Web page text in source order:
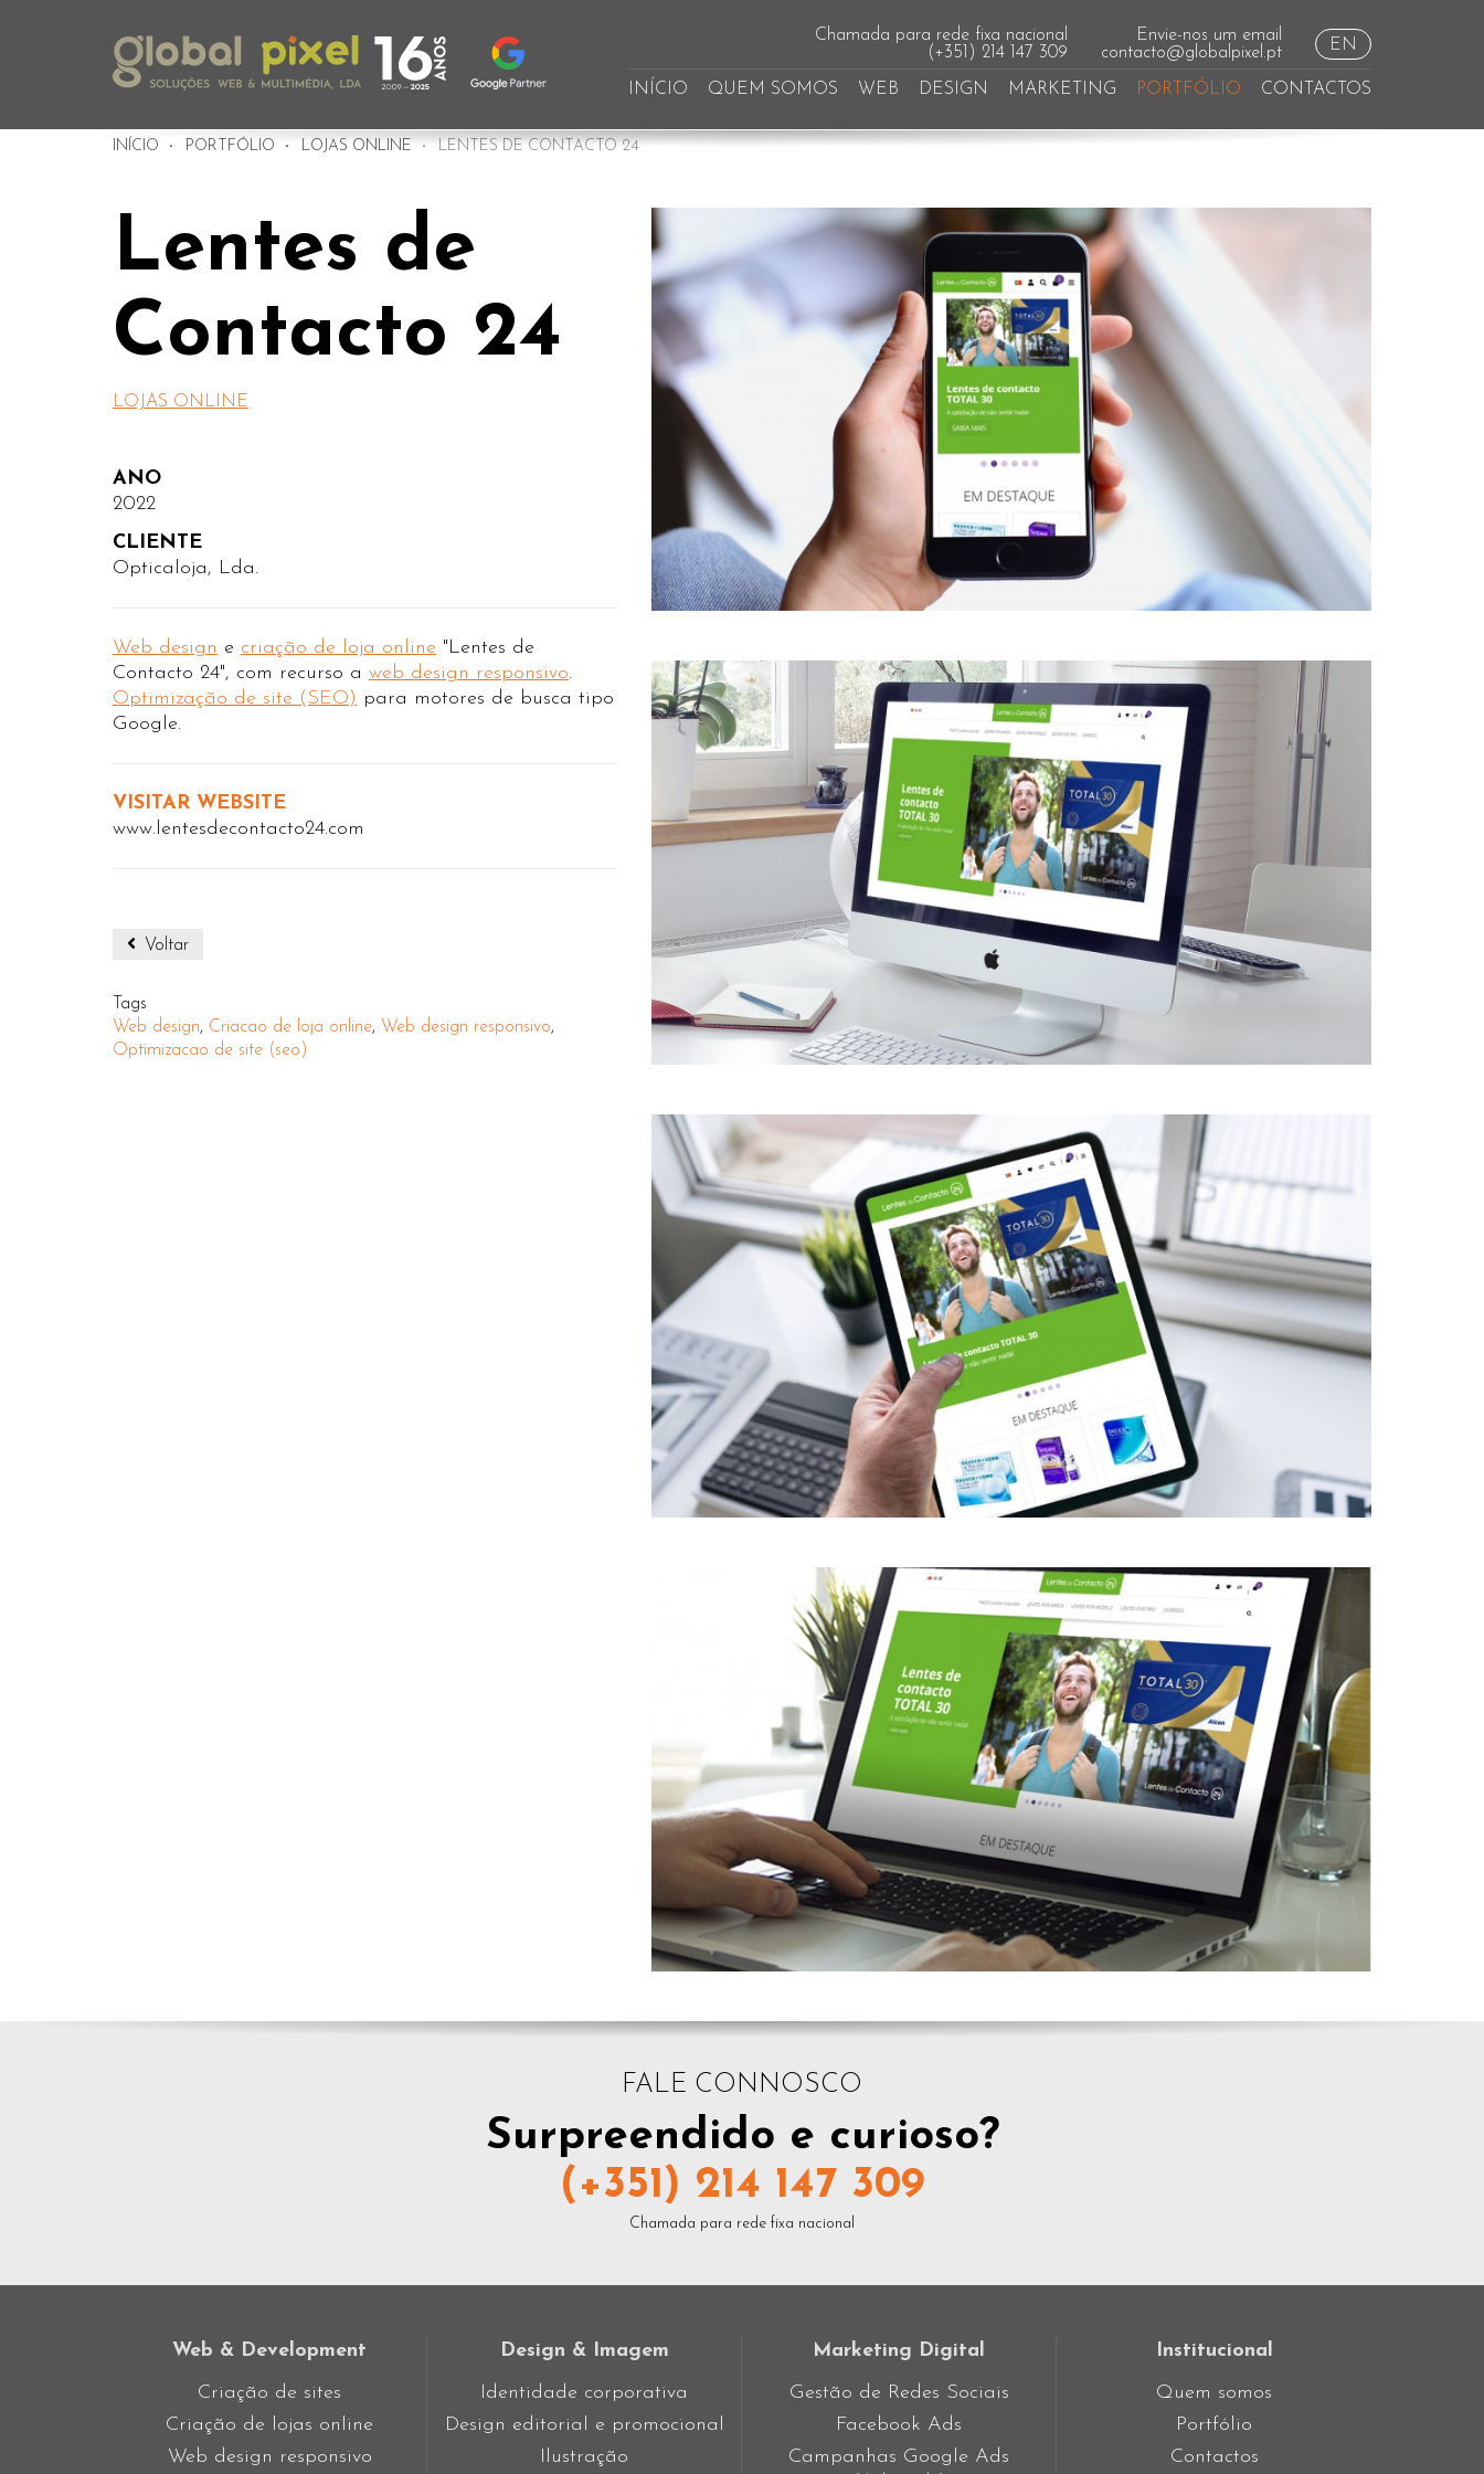
Chamada para rede fixa nacional
(+351) 214 147 309
Envie-nos um email
contacto@globalpixel.pt
EN
INÍCIO QUEM SOMOS WEB DESIGN MARKETING PORTFÓLIO CONTACTOS
INÍCIO PORTFÓLIO LOJAS ONLINE LENTES DE CONTACTO 24
Lentes de
Contacto 24
LOJAS ONLINE
ANO
2022
CLIENTE
Opticaloja, Lda.
Web design e criação de loja online "Lentes de
Contacto 24", com recurso a web design responsivo.
Optimização de site (SEO) para motores de busca tipo
Google.
VISITAR WEBSITE
www.lentesdecontacto24.com
Voltar
Tags
Web design, Criacao de loja online, Web design responsivo,
Optimizacao de site (seo)
FALE CONNOSCO
Surpreendido e curioso?
(+351) 214 147 309
Chamada para rede fixa nacional
Web & Development
Criação de sites
Criação de lojas online
Web design responsivo
Design & Imagem
Identidade corporativa
Design editorial e promocional
Ilustração
Marketing Digital
Gestão de Redes Sociais
Facebook Ads
Campanhas Google Ads
Institucional
Quem somos
Portfólio
Contactos